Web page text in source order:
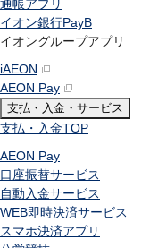
通帳アプリ
イオン銀行PayB
イオングループアプリ
iAEON
AEON Pay
支払・入金・サービス
支払・入金TOP
AEON Pay
口座振替サービス
自動入金サービス
WEB即時決済サービス
スマホ決済アプリ